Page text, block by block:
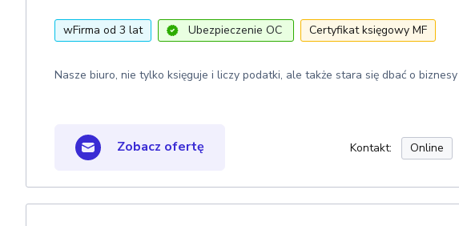
wFirma od 3 lat Ubezpieczenie OC Certyfikat księgowy MF
Nasze biuro, nie tylko księguje i liczy podatki, ale także stara się dbać o
Zobacz ofertę Kontakt: Online